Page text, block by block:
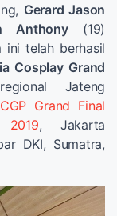
Gerard Jason
Anthony(19)
ini telah berhasil
Cosplay Grand
Jateng
Grand Final
, Jakarta
DKI, Sumatra,